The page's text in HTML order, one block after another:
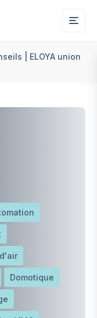
ELOYA union
Domotique